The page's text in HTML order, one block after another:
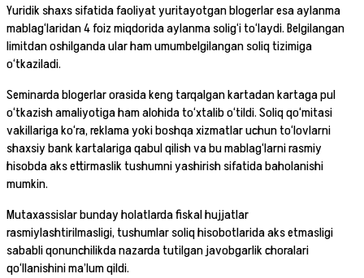
Yuridik shaxs sifatida faoliyat yuritayotgan blogerlar esa aylanma
mablag‘laridan 4 foiz miqdorida aylanma solig‘i to‘laydi. Belgilangan
limitdan oshilganda ular ham umumbelgilangan soliq tizimiga
o‘tkaziladi.
Seminarda blogerlar orasida keng tarqalgan kartadan kartaga pul
o‘tkazish amaliyotiga ham alohida to‘xtalib o‘tildi. Soliq qo‘mitasi
vakillariga ko‘ra, reklama yoki boshqa xizmatlar uchun to‘lovlarni
shaxsiy bank kartalariga qabul qilish va bu mablag‘larni rasmiy
hisobda aks ettirmaslik tushumni yashirish sifatida baholanishi
mumkin.
Mutaxassislar bunday holatlarda fiskal hujjatlar
rasmiylashtirilmasligi, tushumlar soliq hisobotlarida aks etmasligi
sababli qonunchilikda nazarda tutilgan javobgarlik choralari
qo‘llanishini ma’lum qildi.